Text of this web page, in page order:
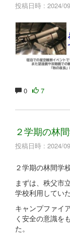
投稿日時 : 2024/
0 7
２学期の林
投稿日時 : 2024/
２学期の林間学
まずは、秩父市
学校利用してい
キャンプファイ
く安全の意識を
た。